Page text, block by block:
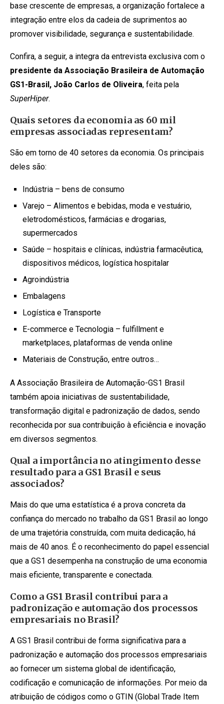
base crescente de empresas, a organização fortalece a
integração entre elos da cadeia de suprimentos ao
promover visibilidade, segurança e sustentabilidade.
Confira, a seguir, a integra da entrevista exclusiva com o
presidente da Associação Brasileira de Automação
GS1-Brasil, João Carlos de Oliveira, feita pela
SuperHiper.
Quais setores da economia as 60 mil
empresas associadas representam?
São em torno de 40 setores da economia. Os principais
deles são:
Indústria – bens de consumo
Varejo – Alimentos e bebidas, moda e vestuário,
eletrodomésticos, farmácias e drogarias,
supermercados
Saúde – hospitais e clínicas, indústria farmacêutica,
dispositivos médicos, logística hospitalar
Agroindústria
Embalagens
Logística e Transporte
E-commerce e Tecnologia – fulfillment e
marketplaces, plataformas de venda online
Materiais de Construção, entre outros…
A Associação Brasileira de Automação-GS1 Brasil
também apoia iniciativas de sustentabilidade,
transformação digital e padronização de dados, sendo
reconhecida por sua contribuição à eficiência e inovação
em diversos segmentos.
Qual a importância no atingimento desse
resultado para a GS1 Brasil e seus
associados?
Mais do que uma estatística é a prova concreta da
confiança do mercado no trabalho da GS1 Brasil ao longo
de uma trajetória construída, com muita dedicação, há
mais de 40 anos. É o reconhecimento do papel essencial
que a GS1 desempenha na construção de uma economia
mais eficiente, transparente e conectada.
Como a GS1 Brasil contribui para a
padronização e automação dos processos
empresariais no Brasil?
A GS1 Brasil contribui de forma significativa para a
padronização e automação dos processos empresariais
ao fornecer um sistema global de identificação,
codificação e comunicação de informações. Por meio da
atribuição de códigos como o GTIN (Global Trade Item